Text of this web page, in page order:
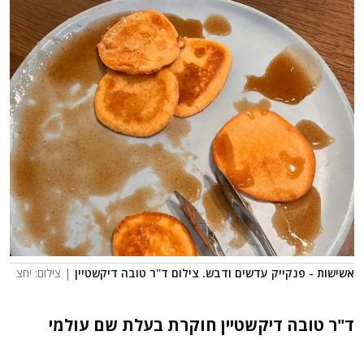
אשישות - פנקייק עדשים ודבש. צילום ד''ר טובה דיקשטיין | צילום: יחצ
ד"ר טובה דיקשטיין חוקרת בעלת שם עולמי